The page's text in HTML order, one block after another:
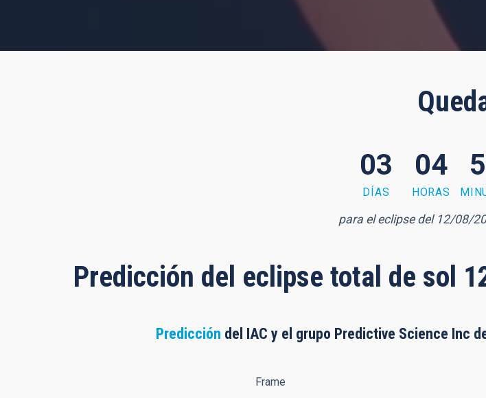
03
DÍAS
04
HORAS
para el eclipse del 12/08/
Predicción del eclipse total de sol
Predicción del IAC y el grupo Predictive Science Inc
Frame